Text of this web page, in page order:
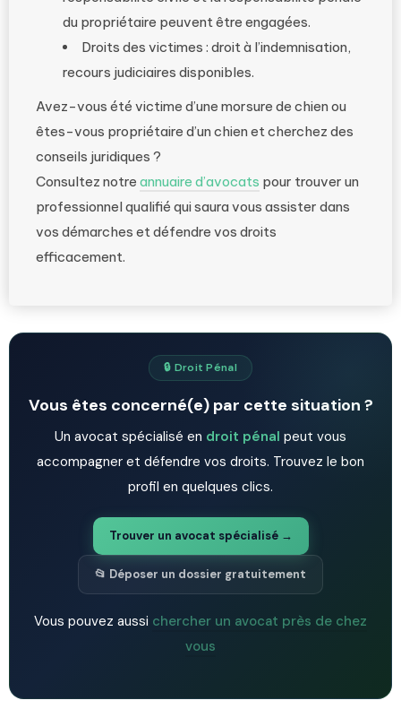
du propriétaire peuvent être engagées.
Droits des victimes : droit à l’indemnisation,
recours judiciaires disponibles.
Avez-vous été victime d’une morsure de chien ou
êtes-vous propriétaire d’un chien et cherchez des
conseils juridiques ?
Consultez notre annuaire d’avocats pour trouver un
professionnel qualifié qui saura vous assister dans
vos démarches et défendre vos droits
efficacement.
🔒 Droit Pénal
Vous êtes concerné(e) par cette situation ?
Un avocat spécialisé en droit pénal peut vous
accompagner et défendre vos droits. Trouvez le bon
profil en quelques clics.
Trouver un avocat spécialisé →
📂 Déposer un dossier gratuitement
Vous pouvez aussi chercher un avocat près de chez
vous